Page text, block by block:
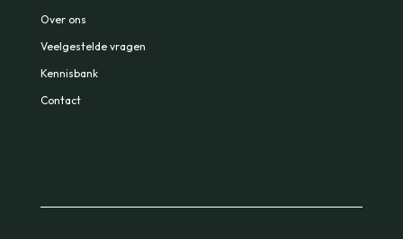
Over ons
Veelgestelde vragen
Kennisbank
Contact